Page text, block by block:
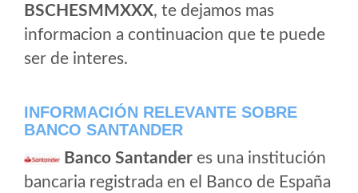
BSCHESMMXXX, te dejamos mas
informacion a continuacion que te puede
ser de interes.
INFORMACIÓN RELEVANTE SOBRE
BANCO SANTANDER
Banco Santander es una institución
bancaria registrada en el Banco de España